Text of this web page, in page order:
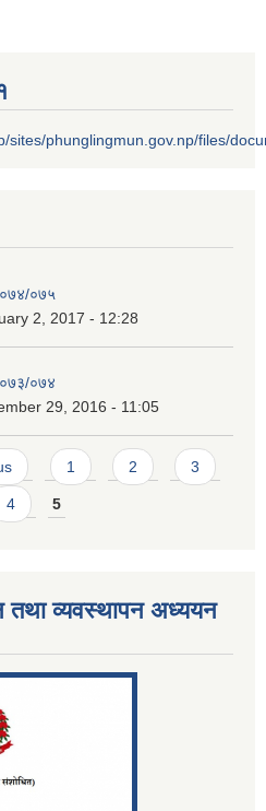
sites/phunglingmun.gov.np/files/
०७५
2, 2017 - 12:28
०७४
29, 2016 - 11:05
1 2 3
4 5
तथा व्यवस्थापन अध्ययन